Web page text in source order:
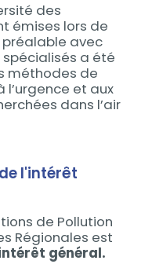
des
émises lors de
préalable avec
a été
méthodes de
l’urgence et aux
dans l’air
l'intérêt
de Pollution
Régionales est
général.